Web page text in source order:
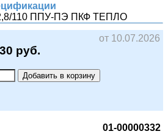
110 ППУ-ПЭ ПКФ ТЕПЛО
от 10.07.2026
руб.
Добавить в корзину
01-00000332